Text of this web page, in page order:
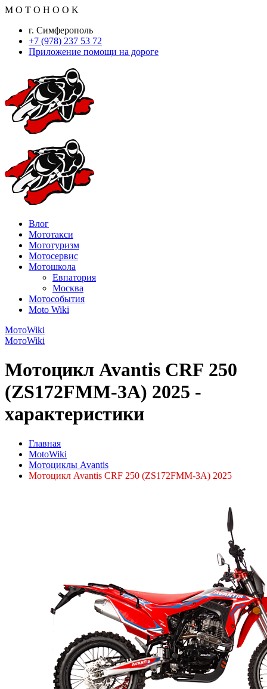
M O T O H O O K
г. Симферополь
+7 (978) 237 53 72
Приложение помощи на дороге
Влог
Мототакси
Мототуризм
Мотосервис
Мотошкола
Евпатория
Москва
Мотособытия
Moto Wiki
МотоWiki
МотоWiki
Мотоцикл Avantis CRF 250
(ZS172FMM-3A) 2025 -
характеристики
Главная
MotoWiki
Мотоциклы Avantis
Мотоцикл Avantis CRF 250 (ZS172FMM-3A) 2025